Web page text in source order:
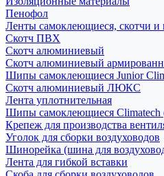
Пенофол
Ленты самоклеющиеся, скотчи
Скотч ПВХ
Скотч алюминиевый
Скотч алюминиевый
Шипы самоклеющиеся Junior
Скотч алюминиевый ЛЮКС
Лента уплотнительная
Шипы самоклеющиеся Climatech
Крепеж для производства
Уголок для сборки воздуховодов
Шинорейка (шина для
Лента для гибкой вставки